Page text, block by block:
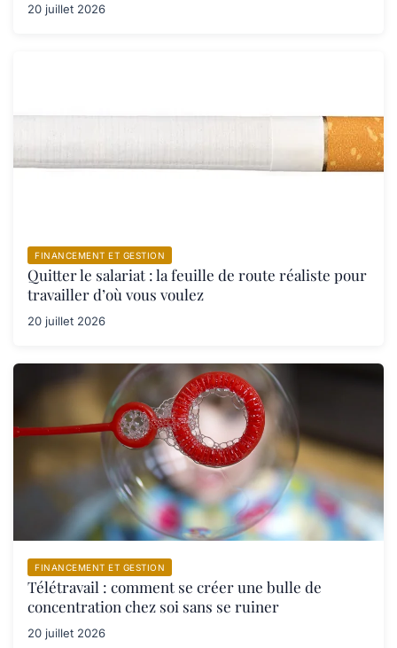
20 juillet 2026
FINANCEMENT ET GESTION
Quitter le salariat : la feuille de route réaliste pour
travailler d’où vous voulez
20 juillet 2026
FINANCEMENT ET GESTION
Télétravail : comment se créer une bulle de
concentration chez soi sans se ruiner
20 juillet 2026